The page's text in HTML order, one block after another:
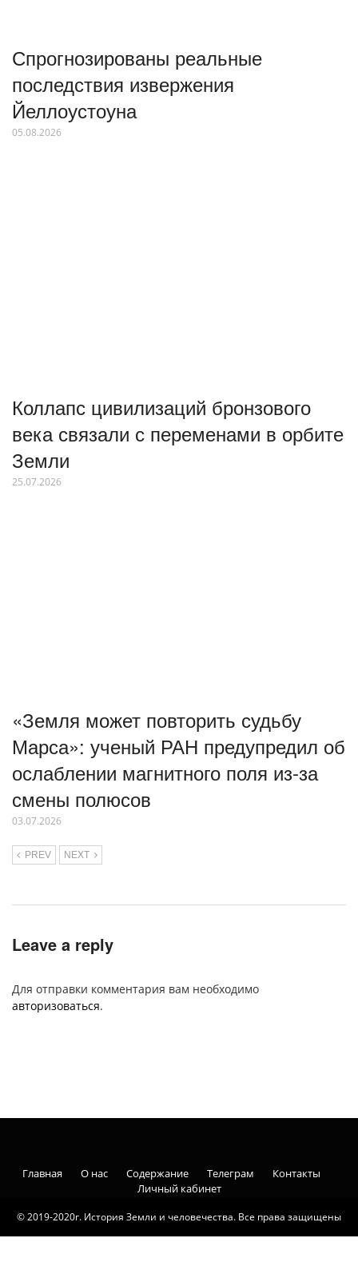
Спрогнозированы реальные
последствия извержения
Йеллоустоуна
05.08.2026
Коллапс цивилизаций бронзового
века связали с переменами в орбите
Земли
25.07.2026
«Земля может повторить судьбу
Марса»: ученый РАН предупредил об
ослаблении магнитного поля из-за
смены полюсов
03.07.2026
PREV NEXT
Leave a reply
Для отправки комментария вам необходимо
авторизоваться.
© 2019-2020г. История Земли и человечества. Все права защищены
Главная О нас Содержание Телеграм
Контакты
Личный кабинет